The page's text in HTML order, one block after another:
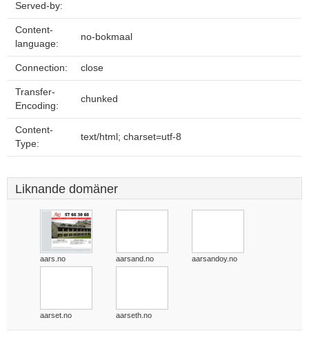
Served-by:
Content-
language:
no-bokmaal
Connection: close
Transfer-
Encoding:
chunked
Content-
Type:
text/html; charset=utf-8
Liknande domäner
aars.no aarsand.no aarsandoy.no
aarset.no aarseth.no